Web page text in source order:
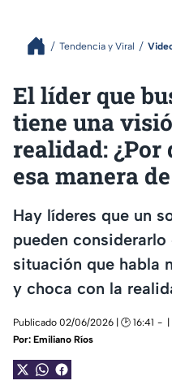
Tendencia y Viral
El líder que
tiene una
realidad: ¿Por
esa manera
Hay líderes que un
pueden
situación que habla
y choca con la
Publicado 02/06/2026 | 🕑 16:41
Por: Emiliano Ríos